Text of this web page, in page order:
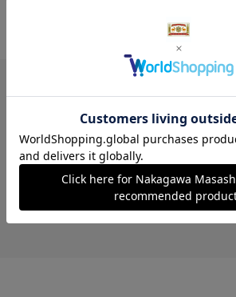
レビュー
レビューはありません。